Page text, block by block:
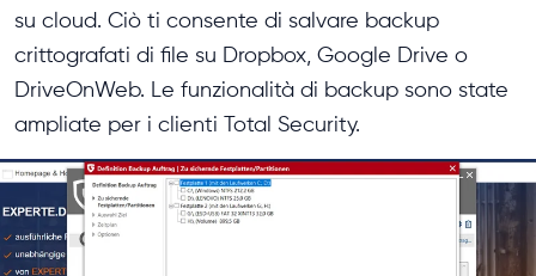
su cloud. Ciò ti consente di salvare backup
crittografati di file su Dropbox, Google Drive o
DriveOnWeb. Le funzionalità di backup sono state
ampliate per i clienti Total Security.